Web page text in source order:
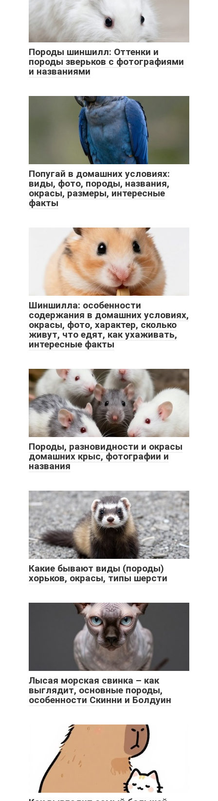
Породы шиншилл: Оттенки и
породы зверьков с фотографиями
и названиями
Попугай в домашних условиях:
виды, фото, породы, названия,
окрасы, размеры, интересные
факты
Шиншилла: особенности
содержания в домашних условиях,
окрасы, фото, характер, сколько
живут, что едят, как ухаживать,
интересные факты
Породы, разновидности и окрасы
домашних крыс, фотографии и
названия
Какие бывают виды (породы)
хорьков, окрасы, типы шерсти
Лысая морская свинка – как
выглядит, основные породы,
особенности Скинни и Болдуин